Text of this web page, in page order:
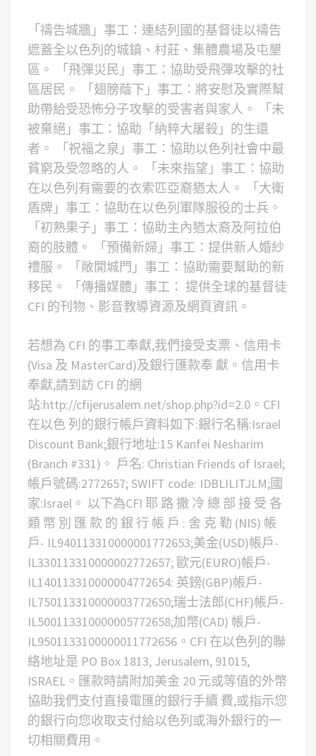
「禱告城牆」事工：連結列國的基督徒以禱告
遮蓋全以色列的城鎮、村莊、集體農場及屯墾
區。
「飛彈災民」事工：協助受飛彈攻擊的社
區居民。
「翅膀蔭下」事工：將安慰及實際幫
助帶給受恐怖分子攻擊的受害者與家人。
「未
被棄絕」事工：協助「納粹大屠殺」的生還
者。
「祝福之泉」事工：協助以色列社會中最
貧窮及受忽略的人。
「未來指望」事工：協助
在以色列有需要的衣索匹亞裔猶太人。
「大衛
盾牌」事工：協助在以色列軍隊服役的士兵。
「初熟果子」事工：協助主內猶太裔及阿拉伯
裔的肢體。
「預備新婦」事工：提供新人婚紗
禮服。
「敞開城門」事工：協助需要幫助的新
移民。
「傳播媒體」事工： 提供全球的基督徒
CFI 的刊物、影音教導資源及網頁資訊。
若想為 CFI 的事工奉獻,我們接受支票、信用卡
(Visa 及 MasterCard)及銀行匯款奉 獻。信用卡
奉獻,請到訪 CFI 的網
站:http://cfijerusalem.net/shop.php?id=2.0。CFI
在以色 列的銀行帳戶資料如下:銀行名稱:Israel
Discount Bank;銀行地址:15 Kanfei Nesharim
(Branch #331)。 戶名: Christian Friends of Israel;
帳戶號碼:2772657; SWIFT code: IDBLILITJLM;國
家:Israel。 以下為CFI 耶 路 撒 冷 總 部 接 受 各
類 幣 別 匯 款 的 銀 行 帳 戶 : 舍 克 勒 (NIS) 帳
戶- IL940113310000001772653;美金(USD)帳戶-
IL330113310000002772657; 歐元(EURO)帳戶-
IL140113310000004772654: 英鎊(GBP)帳戶-
IL750113310000003772650;瑞士法郎(CHF)帳戶-
IL500113310000005772658;加幣(CAD) 帳戶-
IL9501133100000011772656。CFI 在以色列的聯
絡地址是 PO Box 1813, Jerusalem, 91015,
ISRAEL。匯款時請附加美金 20 元或等值的外幣
協助我們支付直接電匯的銀行手續 費,或指示您
的銀行向您收取支付給以色列或海外銀行的一
切相關費用。